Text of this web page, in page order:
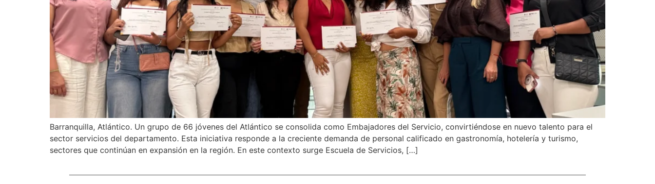
Barranquilla, Atlántico. Un grupo de 66 jóvenes del Atlántico se consolida como Embajadores del Servicio, convirtiéndose en nuevo talento para el
sector servicios del departamento. Esta iniciativa responde a la creciente demanda de personal calificado en gastronomía, hotelería y turismo,
sectores que continúan en expansión en la región. En este contexto surge Escuela de Servicios, […]